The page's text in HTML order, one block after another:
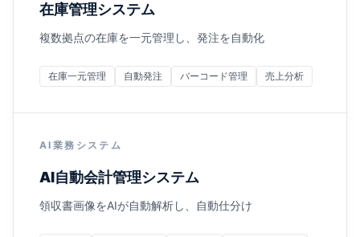
在庫管理システム
複数拠点の在庫を一元管理し、発注を自動化
在庫一元管理 自動発注 バーコード管理 売上分析
AI業務システム
AI自動会計管理システム
領収書画像をAIが自動解析し、自動仕分け